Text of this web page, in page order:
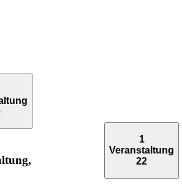
1
Veranstaltung
22